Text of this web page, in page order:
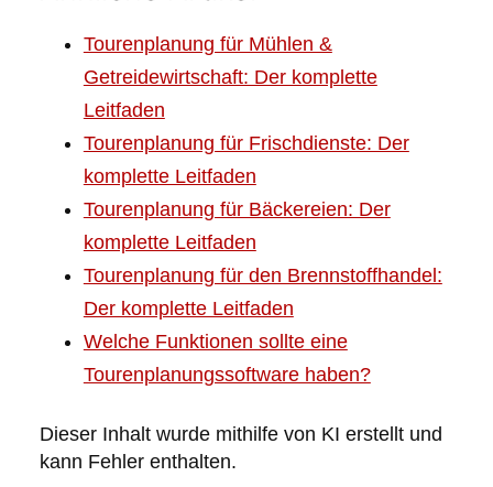
Tourenplanung für Mühlen &
Getreidewirtschaft: Der komplette
Leitfaden
Tourenplanung für Frischdienste: Der
komplette Leitfaden
Tourenplanung für Bäckereien: Der
komplette Leitfaden
Tourenplanung für den Brennstoffhandel:
Der komplette Leitfaden
Welche Funktionen sollte eine
Tourenplanungssoftware haben?
Dieser Inhalt wurde mithilfe von KI erstellt und
kann Fehler enthalten.